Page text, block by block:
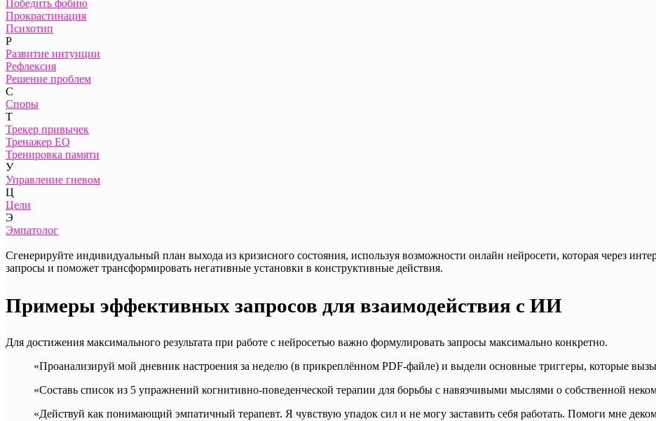
Победить фобию
Прокрастинация
Психотип
Р
Развитие интуиции
Рефлексия
Решение проблем
С
Споры
Т
Трекер привычек
Тренажер EQ
Тренировка памяти
У
Управление гневом
Ц
Цели
Э
Эмпатолог
Сгенерируйте индивидуальный план выхода из кризисного состояния, используя возможности онлайн нейросети, которая через
запросы и поможет трансформировать негативные установки в конструктивные действия.
Примеры эффективных запросов для взаимодействия с ИИ
Для достижения максимального результата при работе с нейросетью важно формулировать запросы максимально конкретно.
«Проанализируй мой дневник настроения за неделю (в прикреплённом PDF-файле) и выдели основные триггеры, которые
«Составь список из 5 упражнений когнитивно-поведенческой терапии для борьбы с навязчивыми мыслями о собственной
«Действуй как понимающий эмпатичный терапевт. Я чувствую упадок сил и не могу заставить себя работать. Помоги мне